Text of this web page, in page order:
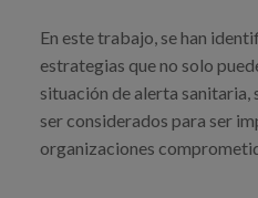
En este trabajo, se han
estrategias que no solo
situación de alerta sanitaria,
ser considerados para ser
organizaciones